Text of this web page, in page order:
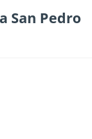
San Pedro